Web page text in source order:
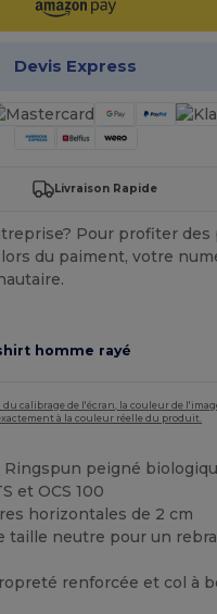
Devis Express
Livraison Rapide
Pour profiter des
du paiment, votre
homme rayé
calibrage de l'écran, la couleur de
à la couleur réelle du produit.
Ringspun peigné
et OCS 100
horizontales de 2 cm
taille neutre pour un
renforcée et col à